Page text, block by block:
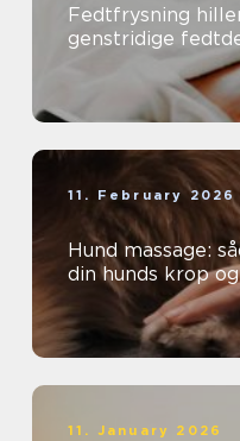
Fedtfrysning hillerød skånsom
genstridige
11. February 2026
Hund massage:
din hunds krop
11. January 2026